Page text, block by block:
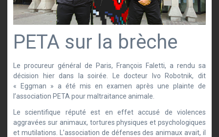
PETA sur la brèche
Le procureur général de Paris, François Faletti, a rendu sa
décision hier dans la soirée. Le docteur Ivo Robotnik, dit
« Eggman » a été mis en examen après une plainte de
l’association PETA pour maltraitance animale.
Le scientifique réputé est en effet accusé de violences
aggravées sur animaux, tortures physiques et psychologiques
et mutilations. L’association de défenses des animaux avait, il